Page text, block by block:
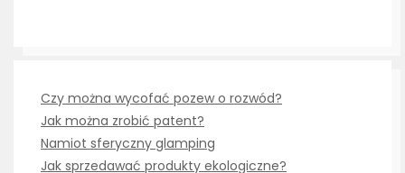
Czy można wycofać pozew o rozwód?
Jak można zrobić patent?
Namiot sferyczny glamping
Jak sprzedawać produkty ekologiczne?